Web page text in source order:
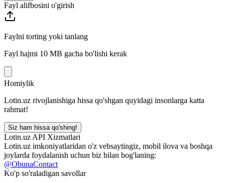
Fayl alifbosini o'girish
Faylni torting yoki tanlang
Fayl hajmi 10 MB gacha bo'lishi kerak
Homiylik
Lotin.uz rivojlanishiga hissa qo'shgan quyidagi insonlarga katta
rahmat!
Siz ham hissa qo'shing!
Lotin.uz API Xizmatlari
Lotin.uz imkoniyatlaridan o'z vebsaytingiz, mobil ilova va boshqa
joylarda foydalanish uchun biz bilan bog'laning:
@ObunaContact
Ko'p so'raladigan savollar